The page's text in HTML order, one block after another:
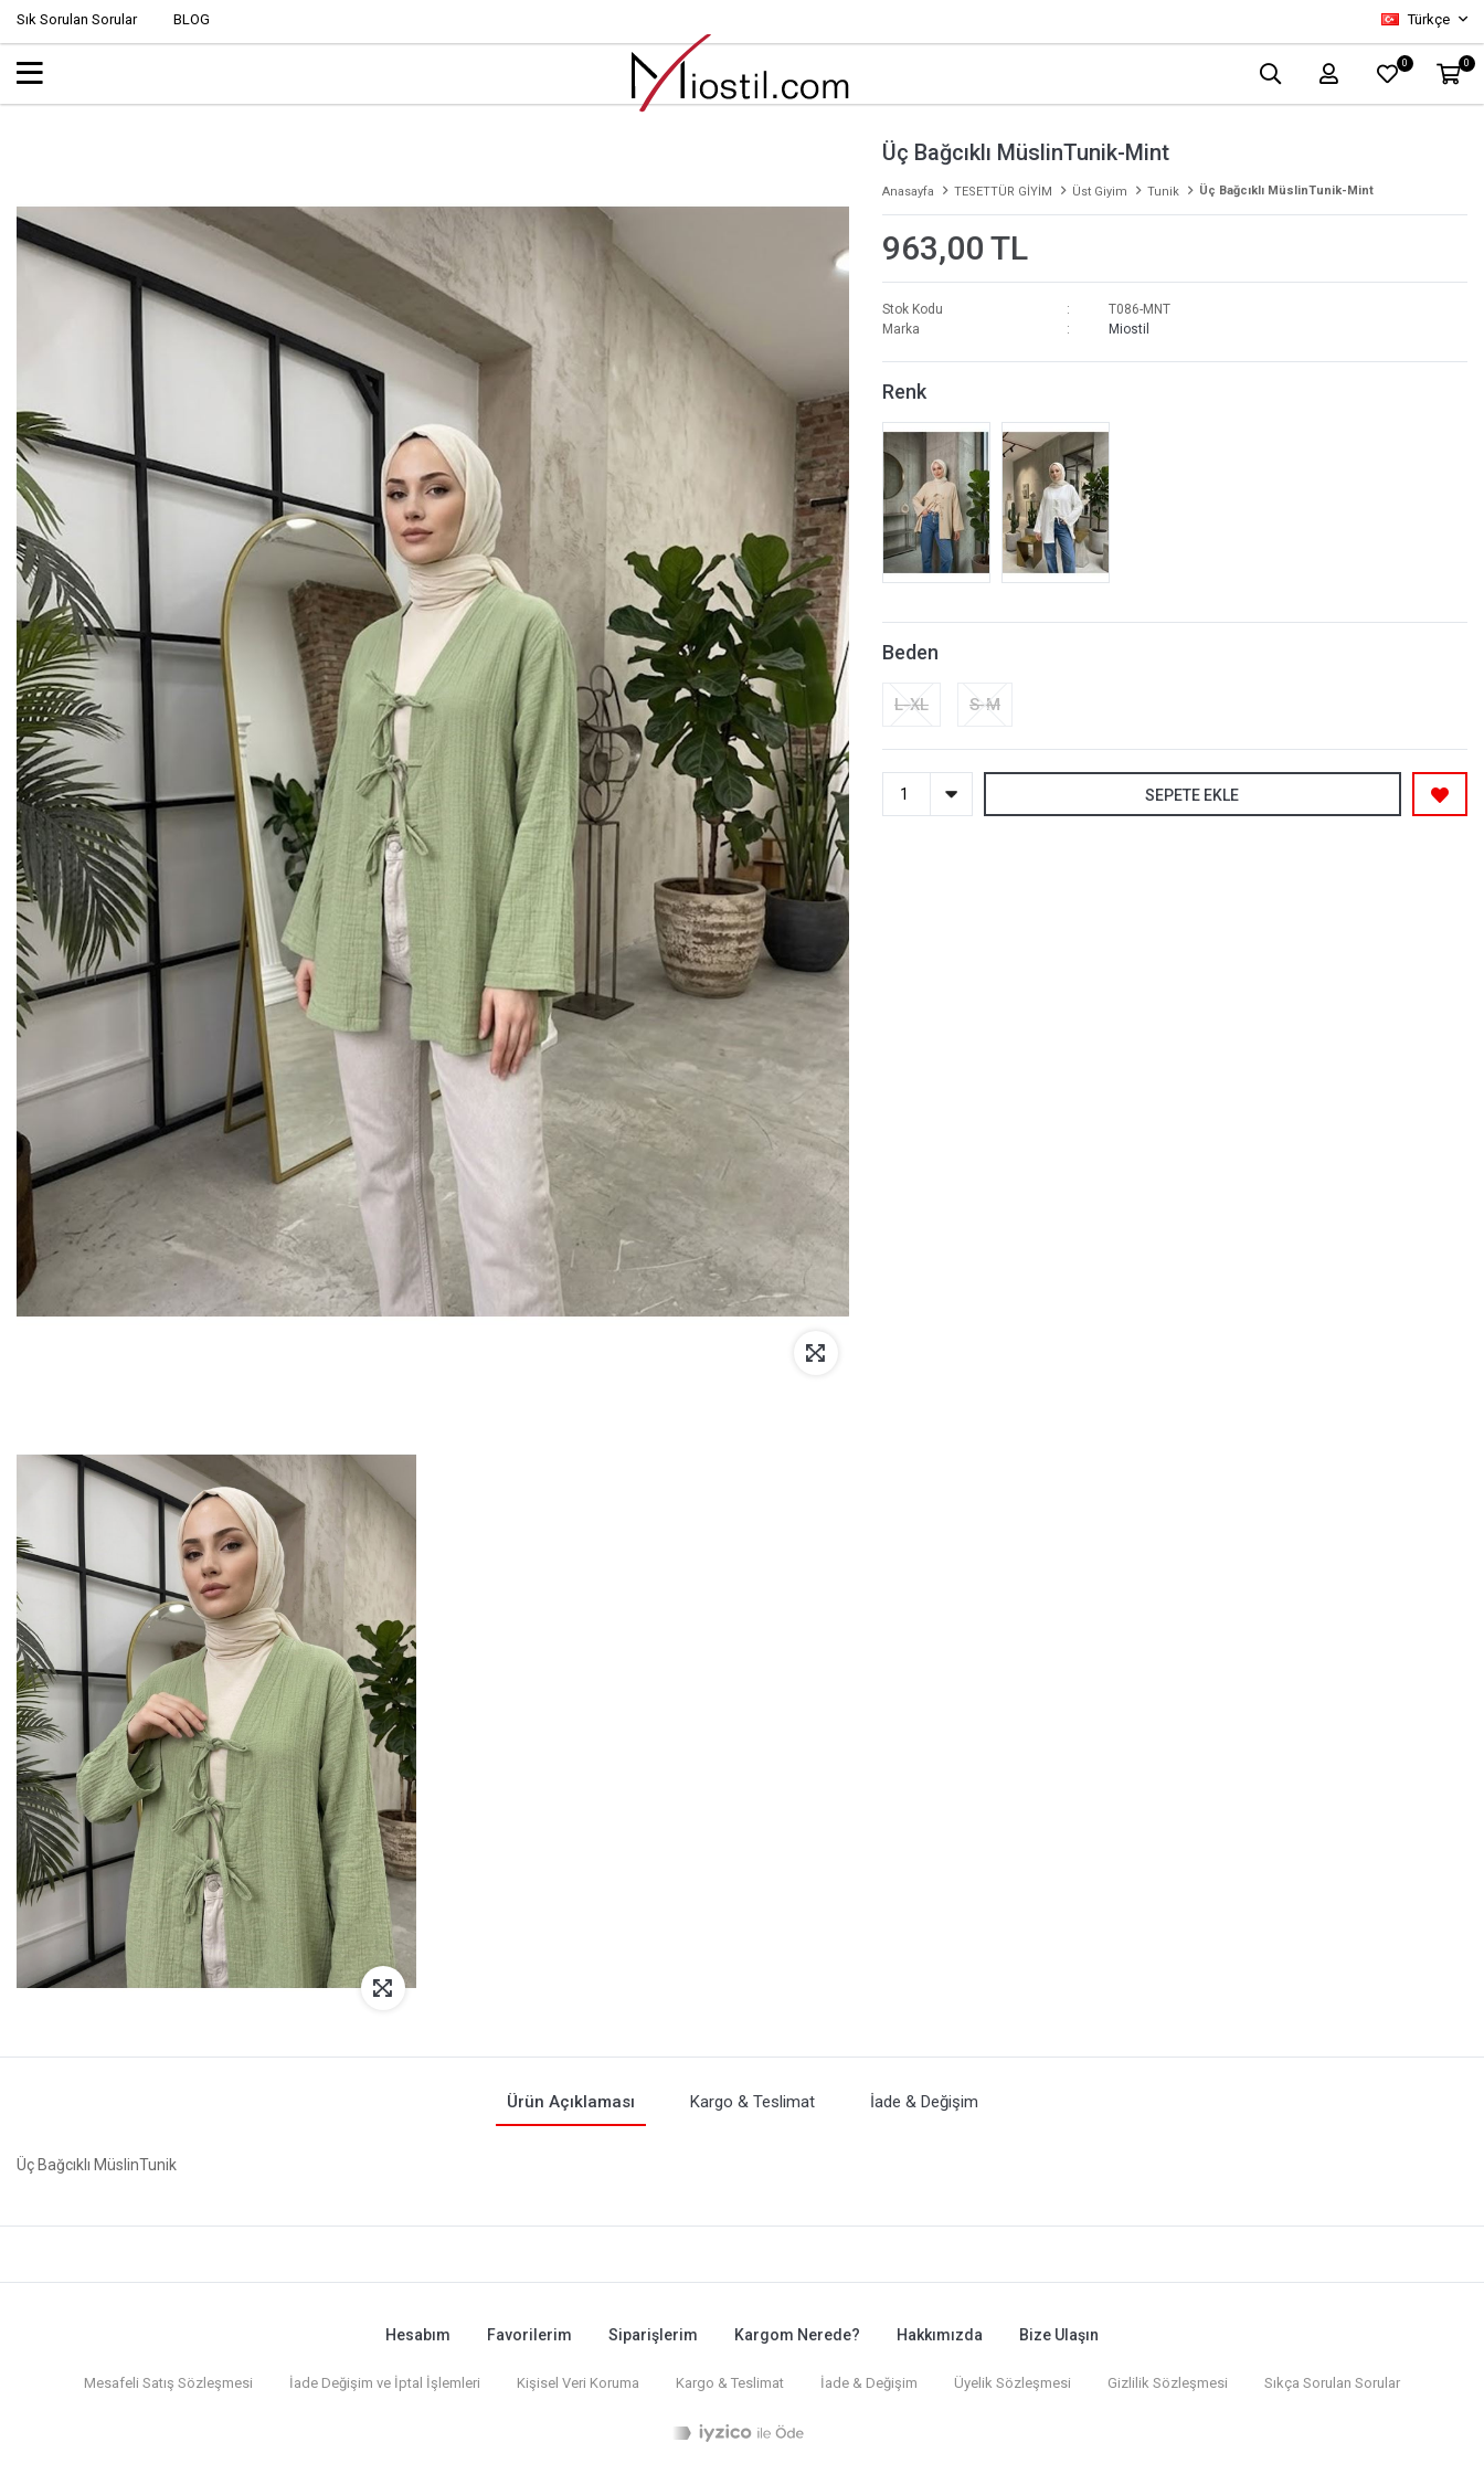
Sık Sorulan Sorular BLOG Türkçe
0 0
Üç Bağcıklı MüslinTunik-Mint
Anasayfa TESETTÜR GİYİM Üst Giyim Tunik Üç Bağcıklı MüslinTunik-Mint
963,00 TL
Stok Kodu
T086-MNT
Marka
Miostil
Renk
Beden
L-XL S-M
SEPETE EKLE
Ürün Açıklaması Kargo & Teslimat İade & Değişim
Üç Bağcıklı MüslinTunik
Hesabım Favorilerim Siparişlerim Kargom Nerede? Hakkımızda Bize Ulaşın
Mesafeli Satış Sözleşmesi İade Değişim ve İptal İşlemleri Kişisel Veri Koruma Kargo & Teslimat İade & Değişim Üyelik Sözleşmesi Gizlilik Sözleşmesi Sıkça Sorulan Sorular